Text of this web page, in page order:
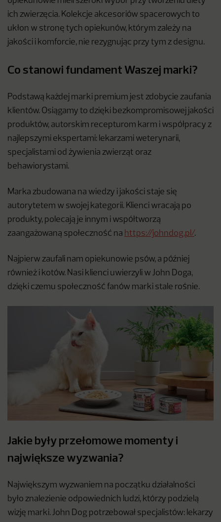
ich zwierzęcia. Kolekcje akcesoriów spacerowych to
ukłon w stronę tych opiekunów, którym zależy na
jakości i komforcie, nie rezygnując przy tym z designu.
Co stanowi fundament Waszej marki?
Podstawą każdej marki premium jest zdobycie zaufania
klientów. Osiągamy to dzięki bezkompromisowej jakości
produktów, autorskim recepturom karm i współpracy z
najlepszymi ekspertami: lekarzami weterynarii,
specjalistami od żywienia zwierząt oraz
behawiorystami.
Marka zbudowana na wiedzy i jakości staje się
autorytetem w swojej kategorii. Klienci wracają po
produkty, polecają je innym i współtworzą
zaangażowaną społeczność na https://johndog.pl/.
Najpierw zaufali nam opiekunowie psów, a później
również i kotów. Nasi klienci uwierzyli w John Doga,
dzięki czemu społeczność fanów marki stale rośnie.
Jakie były przełomowe momenty i
największe wyzwania?
Największym wyzwaniem na początku działalności
było znalezienie odpowiednich ludzi, którzy podzielą
wizję marki. John Dog potrzebował specjalistów: lekarzy